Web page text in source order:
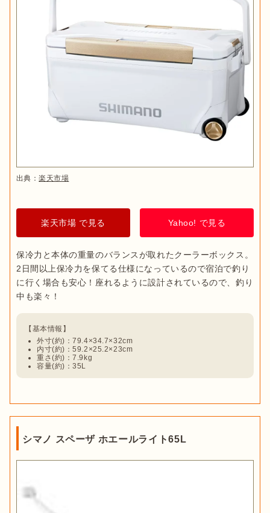
出典：楽天市場
楽天市場 で見る Yahoo! で見る
保冷力と本体の重量のバランスが取れたクーラーボックス。
2日間以上保冷力を保てる仕様になっているので宿泊で釣り
に行く場合も安心！座れるように設計されているので、釣り
外寸(約)：79.4×34.7×32cm
内寸(約)：59.2×25.2×23cm
重さ(約)：7.9kg
容量(約)：35L
シマノ スペーザ ホエールライト65L